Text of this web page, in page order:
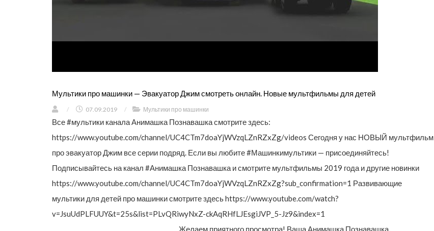
Мультики про машинки — Эвакуатор Джим смотреть онлайн. Новые мультфильмы для детей
/ 07.09.2019 / Мультики про машинки
Все #мультики канала Анимашка Познавашка смотрите здесь:
https://www.youtube.com/channel/UC4CTm7doaYjWVzqLZnRZxZg/videos Сегодня у нас НОВЫЙ мультфильм
про эвакуатор Джим все серии подряд. Если вы любите #Машинкимультики — присоединяйтесь!
Подписывайтесь на канал #Анимашка Познавашка и смотрите мультфильмы 2019 года и другие новинки
https://www.youtube.com/channel/UC4CTm7doaYjWVzqLZnRZxZg?sub_confirmation=1 Развивающие
мультики для детей про машинки смотрите здесь https://www.youtube.com/watch?
v=JsuUdPLFUUY&t=25s&list=PLvQRiwyNxZ-ckAqRHfLJEsgiJVP_5-Jz9&index=1
_________________________________________ Желаем приятного просмотра! Ваша Анимашка Познавашка.